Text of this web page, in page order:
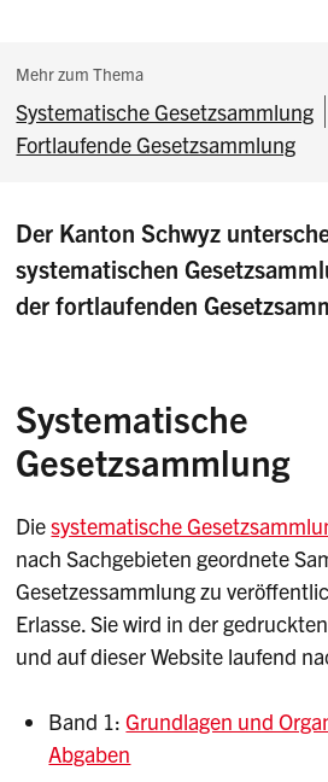
Subnavigation:
Mehr zum Thema
Systematische Gesetzsammlung
Fortlaufende Gesetzsammlung
Der Kanton Schwyz
systematischen
der fortlaufenden
Systematische
Gesetzsammlung
Diesystematische
nach Sachgebieten geordnete
Gesetzessammlung zu
Erlasse. Sie wird in der
und auf dieser Website laufend
Band 1:Grundlagen und
Abgaben